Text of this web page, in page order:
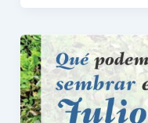
Qué
podemos
sembrar
en